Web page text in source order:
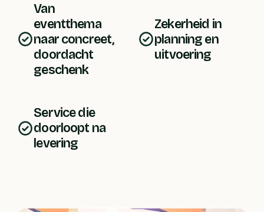
Van
eventthema
naar concreet,
doordacht
geschenk
Zekerheid in
planning en
uitvoering
Service die
doorloopt na
levering